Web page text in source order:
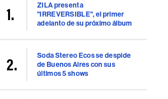
ZILA presenta
"IRREVERSIBLE", el primer
adelanto de su próximo álbum
Soda Stereo Ecos se despide
de Buenos Aires con sus
últimos 5 shows